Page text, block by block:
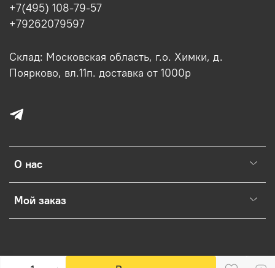
О нас
Мой заказ
+7(495) 108-79-57
+79262079597
Склад: Московская область, г.о. Химки, д.
Поярково, вл.11п. доставка от 1000р